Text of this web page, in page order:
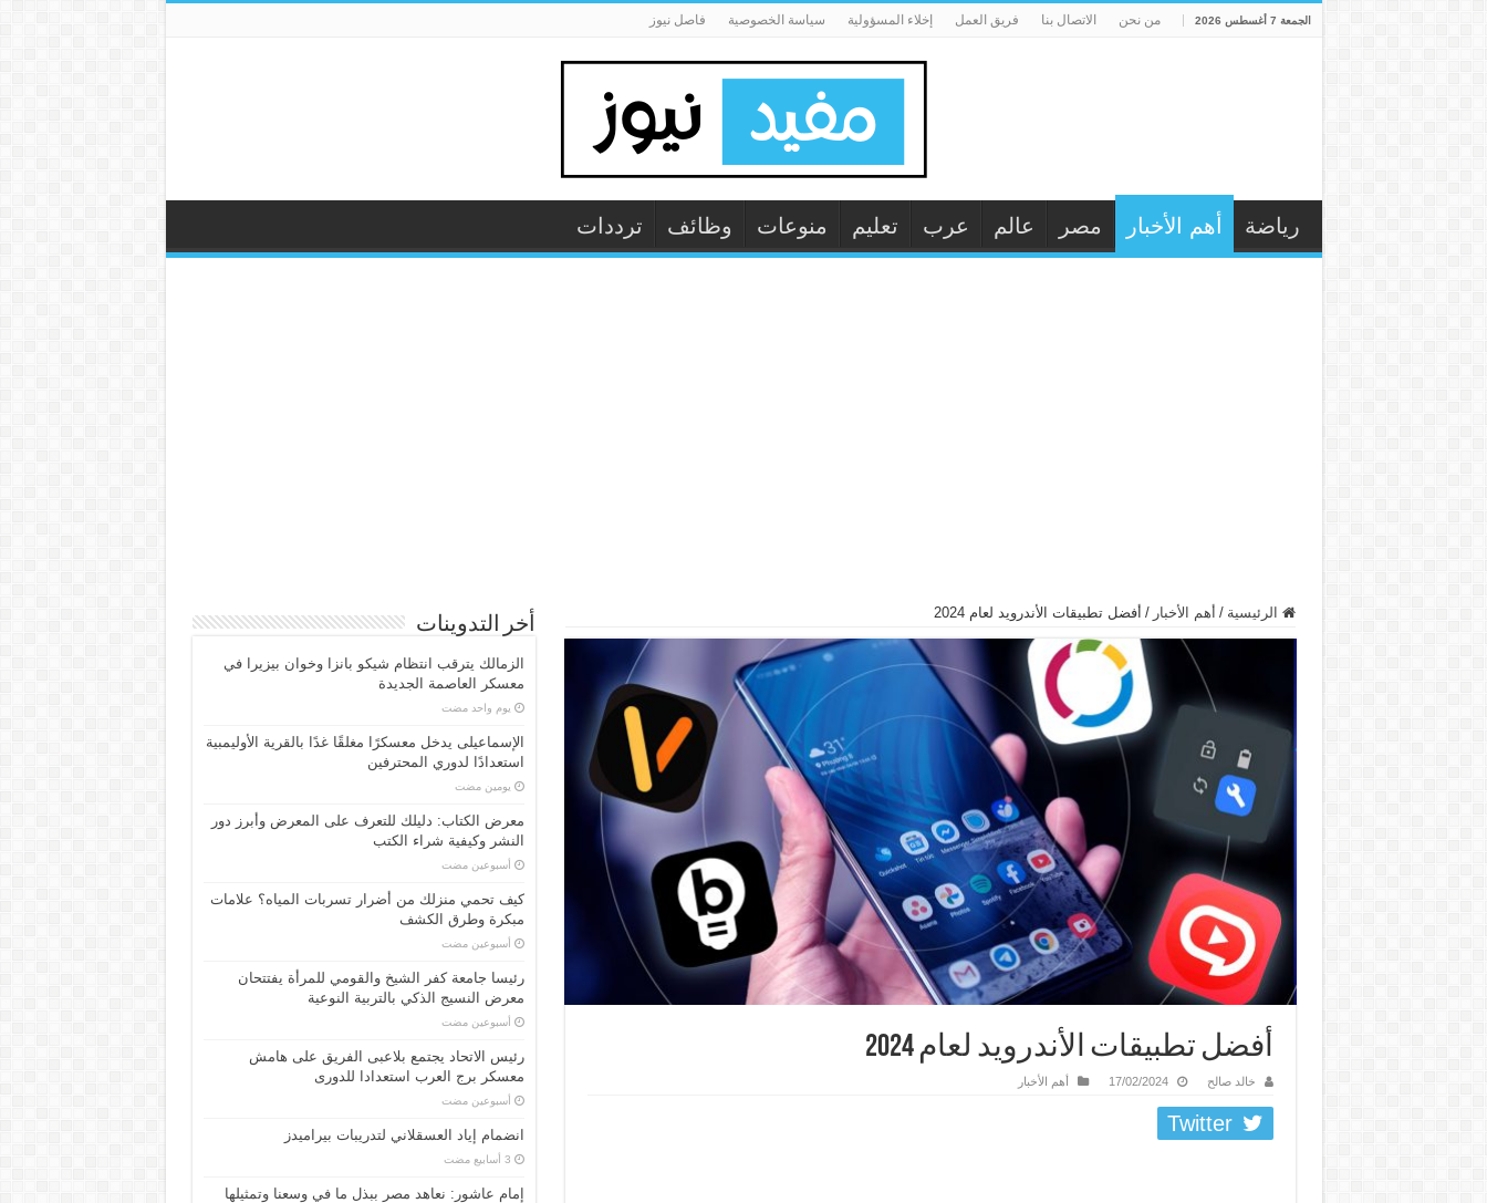
الجمعة 7 أغسطس 2026 من نحن الاتصال بنا فريق العمل إخلاء المسؤولية سياسة الخصوصية فاصل نيوز
رياضة أهم الأخبار مصر عالم عرب تعليم منوعات وظائف ترددات
الرئيسية / أهم الأخبار / أفضل تطبيقات الأندرويد لعام 2024
أفضل تطبيقات الأندرويد لعام 2024
خالد صالح 17/02/2024 أهم الأخبار
Twitter
أخر التدوينات
الزمالك يترقب انتظام شيكو بانزا وخوان بيزيرا في
معسكر العاصمة الجديدة
‏يوم واحد مضت
الإسماعیلی یدخل معسكرًا مغلقًا غدًا بالقرية الأوليمبية
استعدادًا لدوري المحترفين
‏يومين مضت
معرض الكتاب: دليلك للتعرف على المعرض وأبرز دور
النشر وكيفية شراء الكتب
‏أسبوعين مضت
كيف تحمي منزلك من أضرار تسربات المياه؟ علامات
مبكرة وطرق الكشف
‏أسبوعين مضت
رئيسا جامعة كفر الشيخ والقومي للمرأة يفتتحان
معرض النسيج الذكي بالتربية النوعية
‏أسبوعين مضت
رئيس الاتحاد يجتمع بلاعبى الفريق على هامش
معسكر برج العرب استعدادا للدورى
‏أسبوعين مضت
انضمام إياد العسقلاني لتدريبات بيراميدز
إمام عاشور: نعاهد مصر ببذل ما في وسعنا وتمثيلها